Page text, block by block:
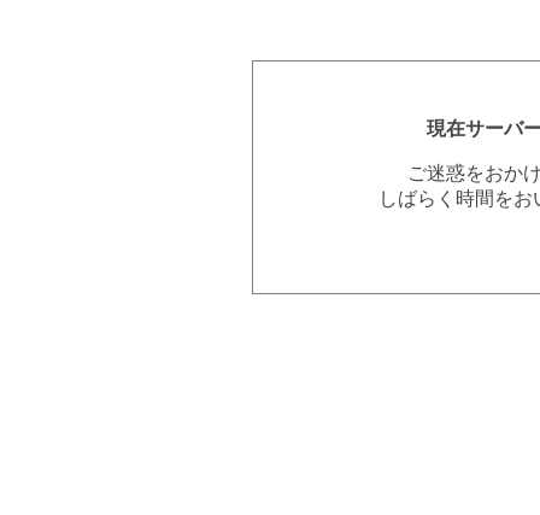
現在サーバ
ご迷惑をおか
しばらく時間を